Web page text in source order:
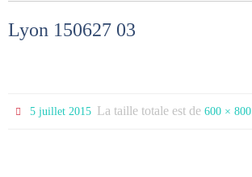
Lyon 150627 03
5 juillet 2015 La taille totale est de600 × 800